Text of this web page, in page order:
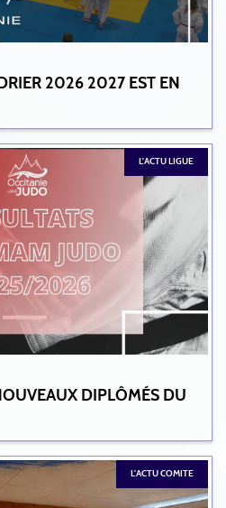
2026 2027 EST EN
L'ACTU LIGUE
DIPLÔMÉS DU
L'ACTU COMITE